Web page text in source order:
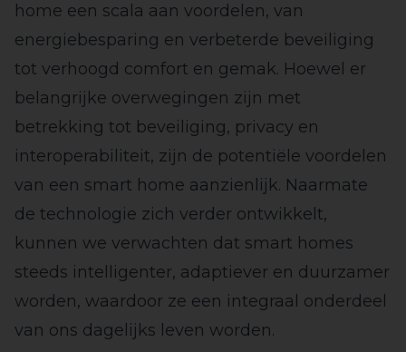
home een scala aan voordelen, van
energiebesparing en verbeterde beveiliging
tot verhoogd comfort en gemak. Hoewel er
belangrijke overwegingen zijn met
betrekking tot beveiliging, privacy en
interoperabiliteit, zijn de potentiële voordelen
van een smart home aanzienlijk. Naarmate
de technologie zich verder ontwikkelt,
kunnen we verwachten dat smart homes
steeds intelligenter, adaptiever en duurzamer
worden, waardoor ze een integraal onderdeel
van ons dagelijks leven worden.